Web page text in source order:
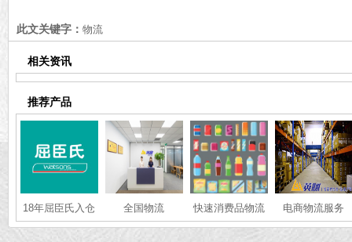
此文关键字： 物流
相关资讯
推荐产品
18年屈臣氏入仓
物流仓储配送经
全国物流 快速消费品物流 电商物流服务